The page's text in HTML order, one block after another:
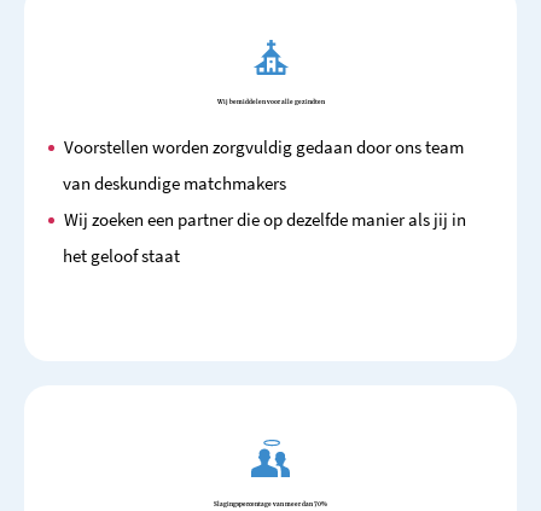
Wij bemiddelen voor alle gezindten
Voorstellen worden zorgvuldig gedaan door ons team
van deskundige matchmakers
Wij zoeken een partner die op dezelfde manier als jij in
het geloof staat
Slagingspercentage van meer dan 70%